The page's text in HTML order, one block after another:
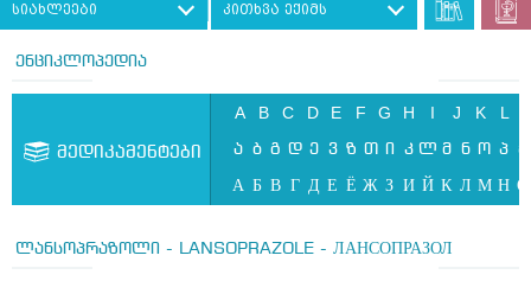
სიახლეები კითხვა ექიმს
ენციკლოპედია
მედიკამენტები
A B C D E F G H I J K L
ა ბ გ დ ე ვ ზ თ ი კ ლ მ ნ ო პ ჟ
А Б В Г Д Е Ё Ж З И Й К Л М Н О
ლანსოპრაზოლი - LANSOPRAZOLE - ЛАНСОПРАЗОЛ